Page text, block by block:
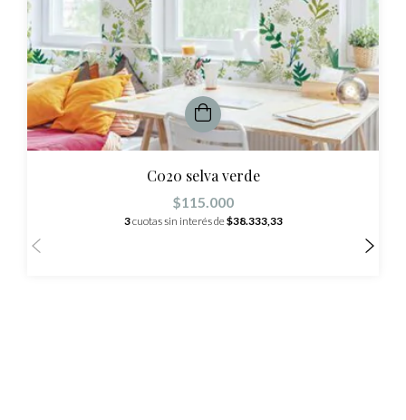
C020 selva verde
$115.000
3cuotas sin interés de$38.333,33